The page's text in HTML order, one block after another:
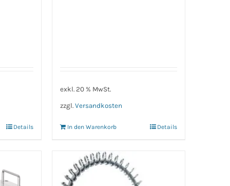
Details
exkl. 20 % MwSt.
zzgl. Versandkosten
In den Warenkorb Details